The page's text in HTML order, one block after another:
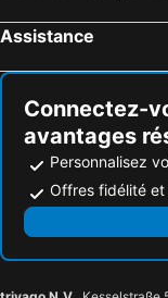
Assistance
Connectez-
avantages
Personnalisez
Offres fidélité et